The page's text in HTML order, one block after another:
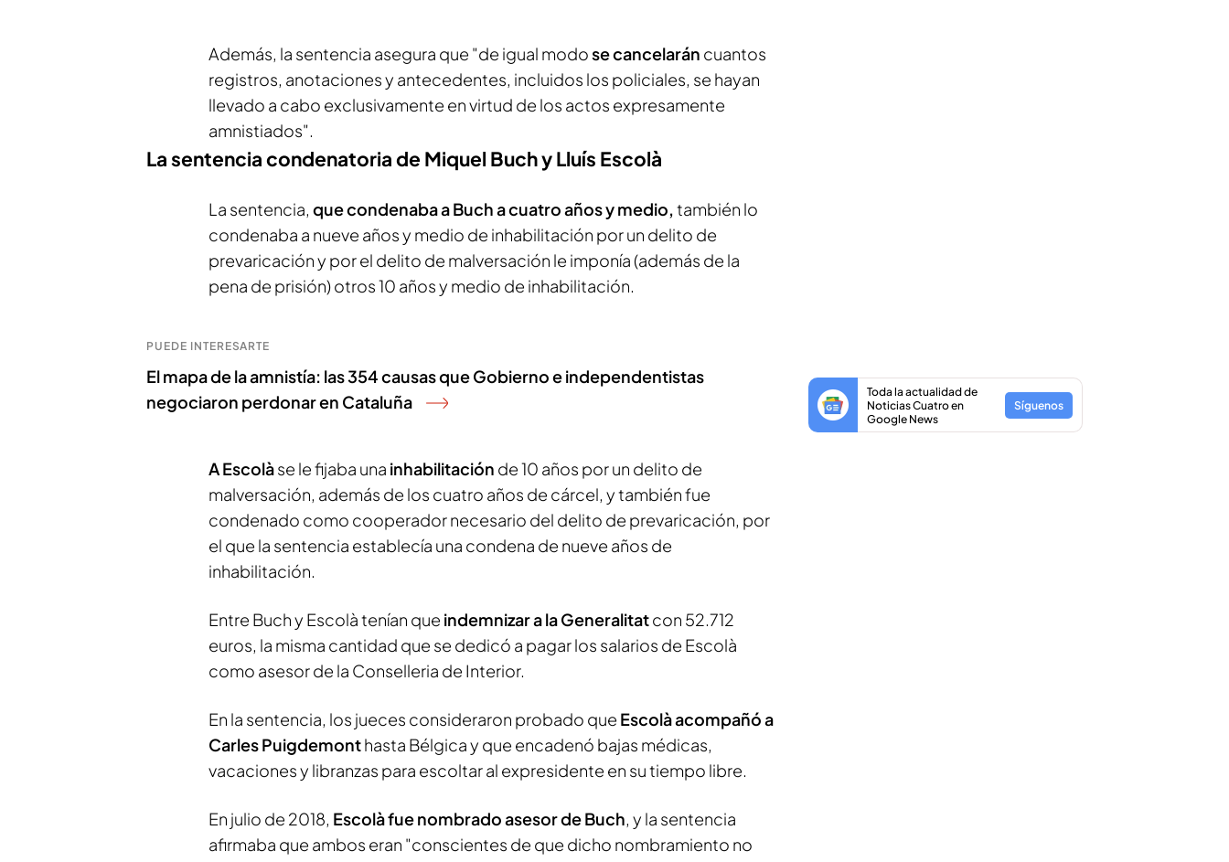
Además, la sentencia asegura que "de igual modose cancelarán cuantos
registros, anotaciones y antecedentes, incluidos los policiales, se hayan
llevado a cabo exclusivamente en virtud de los actos expresamente
amnistiados".
La sentencia condenatoria de Miquel Buch y Lluís Escolà
La sentencia, que condenaba a Buch a cuatro años y medio,también lo
condenaba a nueve años y medio de inhabilitación por un delito de
prevaricación y por el delito de malversación le imponía (además de la
pena de prisión) otros 10 años y medio de inhabilitación.
PUEDE INTERESARTE
El mapa de la amnistía: las 354 causas que Gobierno e independentistas
negociaron perdonar en Cataluña
A Escolàse le fijaba una inhabilitación de 10 años por un delito de
malversación, además de los cuatro años de cárcel, y también fue
condenado como cooperador necesario del delito de prevaricación, por
el que la sentencia establecía una condena de nueve años de
inhabilitación.
Toda la actualidad de
Noticias Cuatro en
Google News
Síguenos
Entre Buch y Escolà tenían que indemnizar a la Generalitatcon 52.712
euros, la misma cantidad que se dedicó a pagar los salarios de Escolà
como asesor de la Conselleria de Interior.
En la sentencia, los jueces consideraron probado que Escolà acompañó a
Carles Puigdemonthasta Bélgica y que encadenó bajas médicas,
vacaciones y libranzas para escoltar al expresidente en su tiempo libre.
En julio de 2018, Escolà fue nombrado asesor de Buch, y la sentencia
afirmaba que ambos eran "conscientes de que dicho nombramiento no